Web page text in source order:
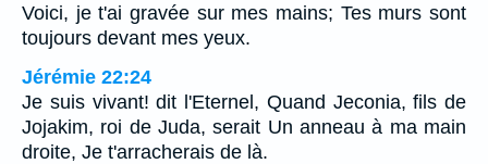
Voici, je t'ai gravée sur mes mains; Tes murs sont
toujours devant mes yeux.
Jérémie 22:24
Je suis vivant! dit l'Eternel, Quand Jeconia, fils de
Jojakim, roi de Juda, serait Un anneau à ma main
droite, Je t'arracherais de là.